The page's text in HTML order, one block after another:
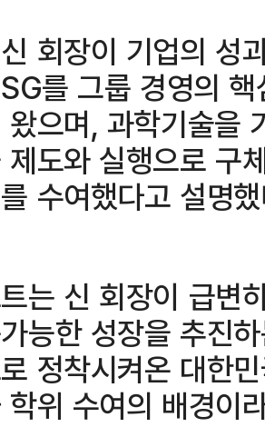
회장이 기업의 성
를 그룹 경영의
으며, 과학기술을
도와 실행으로 구
수여했다고 설명
는 신 회장이 급변
능한 성장을 추진
정착시켜온 대한
위 수여의 배경이